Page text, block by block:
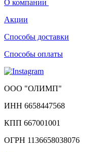
О компании
Акции
Способы доставки
Способы оплаты
ООО "ОЛИМП"
ИНН 6658447568
КПП 667001001
ОГРН 1136658038076